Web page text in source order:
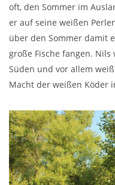
oft, den Sommer im
er auf seine weißen
über den Sommer damit
große Fische fangen.
Süden und vor allem
Macht der weißen Köder